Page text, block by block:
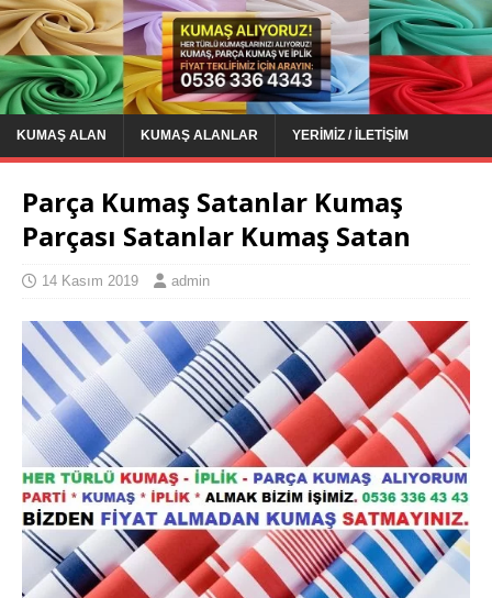
KUMAŞ ALAN KUMAŞ ALANLAR YERIMIZ / İLETIŞIM
Parça Kumaş Satanlar Kumaş
Parçası Satanlar Kumaş Satan
14 Kasım 2019 admin